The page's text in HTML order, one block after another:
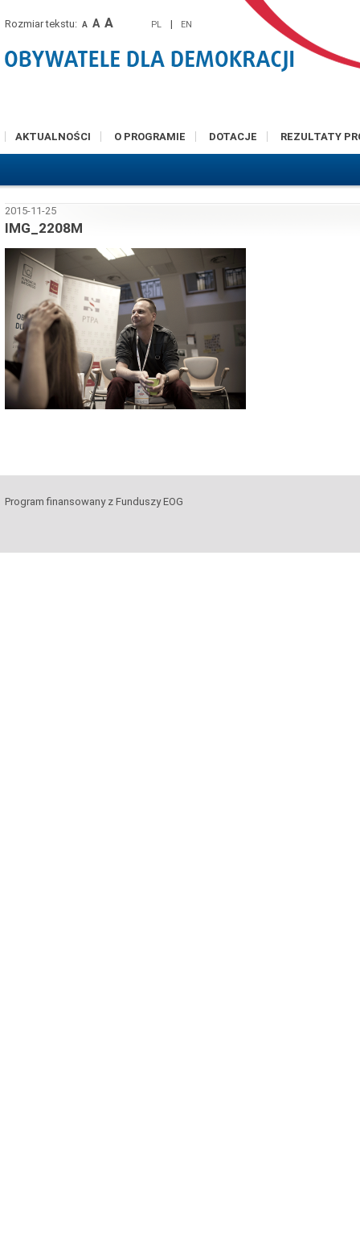
Rozmiar tekstu: A A A PL | EN
AKTUALNOŚCI O PROGRAMIE DOTACJE REZULTATY
2015-11-25
IMG_2208M
Program finansowany z Funduszy EOG